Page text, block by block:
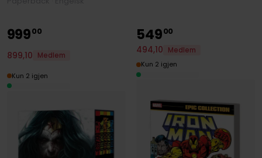
99900
899,10 Medlem
Kun 2 igjen
54900
494,10
Medlem
Kun 2 igjen